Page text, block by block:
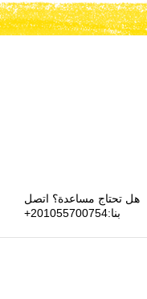
هل تحتاج مساعدة؟ اتصل
بنا:201055700754+